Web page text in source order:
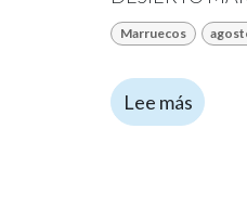
Marruecos
Lee más